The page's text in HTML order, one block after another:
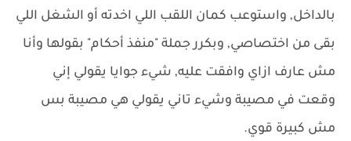
بالداخل, واستوعب كمان اللقب اللي اخدته أو الشغل اللي
بقى من اختصاصي, وبكرر جملة "منفذ أحكام" بقولها وأنا
مش عارف ازاي وافقت عليه, شيء جوايا يقولي إني
وقعت في مصيبة وشيء تاني يقولي هي مصيبة بس
مش كبيرة قوي.